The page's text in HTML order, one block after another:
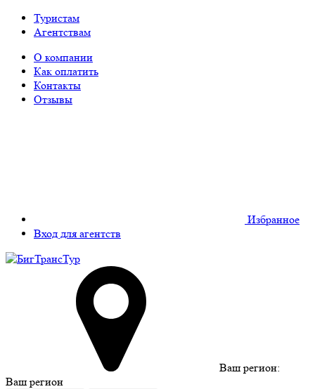
Туристам
Агентствам
О компании
Как оплатить
Контакты
Отзывы
Избранное
Вход для агентств
Ваш регион:
Ваш регион